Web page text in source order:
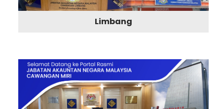
Limbang